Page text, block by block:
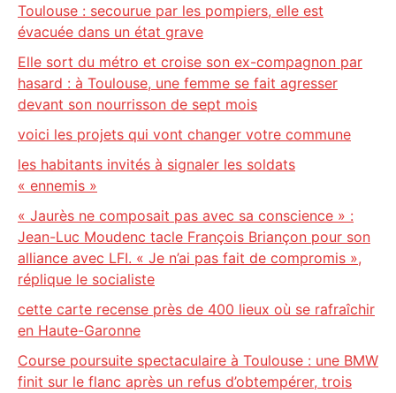
Toulouse : secourue par les pompiers, elle est
évacuée dans un état grave
Elle sort du métro et croise son ex-compagnon par
hasard : à Toulouse, une femme se fait agresser
devant son nourrisson de sept mois
voici les projets qui vont changer votre commune
les habitants invités à signaler les soldats
« ennemis »
« Jaurès ne composait pas avec sa conscience » :
Jean-Luc Moudenc tacle François Briançon pour son
alliance avec LFI. « Je n’ai pas fait de compromis »,
réplique le socialiste
cette carte recense près de 400 lieux où se rafraîchir
en Haute-Garonne
Course poursuite spectaculaire à Toulouse : une BMW
finit sur le flanc après un refus d’obtempérer, trois